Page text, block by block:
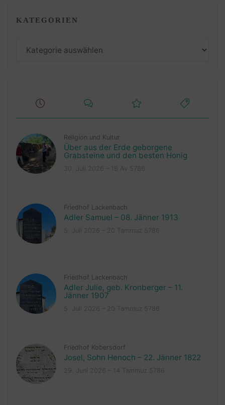
KATEGORIEN
Religion und Kultur
Über aus der Erde geborgene
Grabsteine und den besten Honig
Friedhof Lackenbach
Adler Samuel – 08. Jänner 1913
Friedhof Lackenbach
Adler Julie, geb. Kronberger – 11.
Jänner 1907
Friedhof Kobersdorf
Josel, Sohn Henoch – 22. Jänner 1822